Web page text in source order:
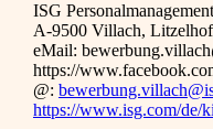
ISG
A-9500 Villach,
eMail:
https://
@:
https://www.isg.com/de/